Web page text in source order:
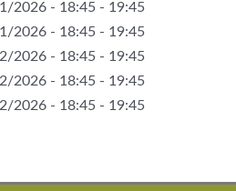
2026 - 18:45 - 19:45
2026 - 18:45 - 19:45
2026 - 18:45 - 19:45
2026 - 18:45 - 19:45
2026 - 18:45 - 19:45